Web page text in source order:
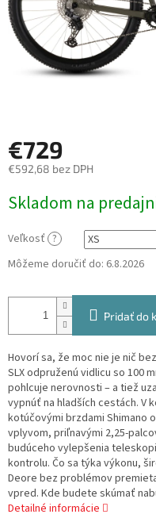
€729
€592,68 bez DPH
cena:
Skladom na
Veľkosť ?
Môžeme doručiť do: 6.8.2026
Pridať do
Hovorí sa, že moc nie je nič
SLX odpruženú vidlicu so 100
pohlcuje nerovnosti – a tiež
vypnúť na hladších cestách. V
kotúčovými brzdami Shimano
vplyvom, priľnavými 2,25-
budúceho vylepšenia
kontrolu. Čo sa týka výkonu,
Deore bez problémov
vpred. Kde budete skúmať
Detailné informácie